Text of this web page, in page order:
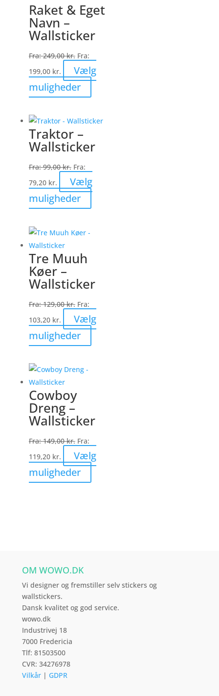
Mulighederne
vælges
varesiden
Raket & Eget
Navn –
Wallsticker
Fra:249,00kr. Fra:
199,00 kr.
Vælg
muligheder
vare
flere
Mulighederne
vælges
på
Traktor –
Wallsticker
Fra:99,00kr. Fra:
79,20 kr.
Vælg
muligheder
vare
vælges
varesiden
Tre Muuh
Køer –
Wallsticker
Fra:129,00kr. Fra:
103,20 kr.
Vælg
muligheder
vare
vælges
varesiden
Cowboy
Dreng –
Wallsticker
Fra:149,00kr. Fra:
119,20 kr.
Vælg
muligheder
vare
varesiden
OM WOWO.DK
Vi designer og fremstiller selv stickers og
wallstickers.
Dansk kvalitet og god service.
wowo.dk
Industrivej 18
7000 Fredericia
Tlf: 81503500
CVR: 34276978
Vilkår| GDPR